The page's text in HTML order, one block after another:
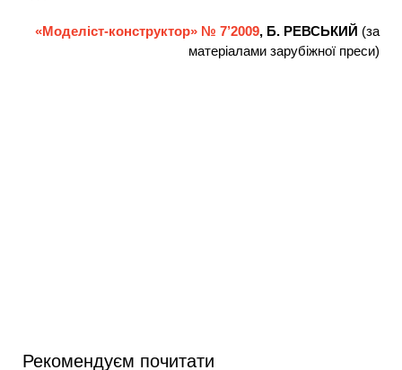
«Моделіст-конструктор» № 7’2009, Б. РЕВСЬКИЙ (за
матеріалами зарубіжної преси)
Рекомендуєм почитати